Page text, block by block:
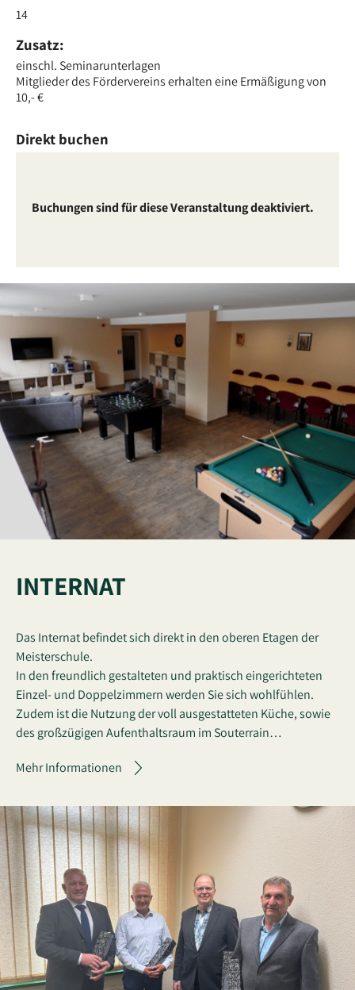
14
Zusatz:
einschl. Seminarunterlagen
Mitglieder des Fördervereins erhalten eine Ermäßigung von
10,- €
Direkt buchen
Buchungen sind für diese Veranstaltung deaktiviert.
INTERNAT
Das Internat befindet sich direkt in den oberen Etagen der
Meisterschule.
In den freundlich gestalteten und praktisch eingerichteten
Einzel- und Doppelzimmern werden Sie sich wohlfühlen.
Zudem ist die Nutzung der voll ausgestatteten Küche, sowie
des großzügigen Aufenthaltsraum im Souterrain…
Mehr Informationen